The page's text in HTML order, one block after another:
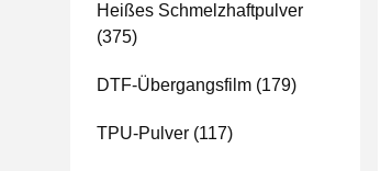
Heißes Schmelzhaftpulver
(375)
DTF-Übergangsfilm (179)
TPU-Pulver (117)